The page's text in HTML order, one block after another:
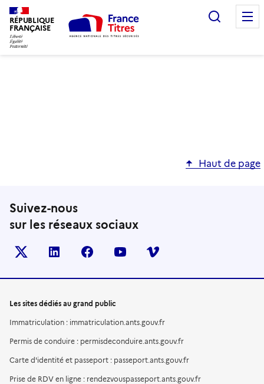
RÉPUBLIQUE
FRANÇAISE
Haut de page
Suivez-nous
sur les réseaux sociaux
X (anciennement TWITTER)
LINKEDINFACEBOOKYOUTUBEVIMEO
Les sites dédiés au grand public
Immatriculation : immatriculation.ants.gouv.fr
Permis de conduire : permisdeconduire.ants.gouv.fr
Carte d'identité et passeport : passeport.ants.gouv.fr
Prise de RDV en ligne : rendezvouspasseport.ants.gouv.fr